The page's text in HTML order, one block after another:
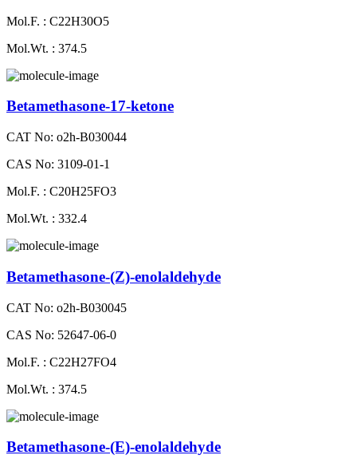
Mol.F. : C22H30O5
Mol.Wt. : 374.5
Betamethasone-​17-​ketone
CAT No: o2h-B030044
CAS No: 3109-01-1
Mol.F. : C20H25FO3
Mol.Wt. : 332.4
Betamethasone-​(Z)​-​enolaldehyde
CAT No: o2h-B030045
CAS No: 52647-06-0
Mol.F. : C22H27FO4
Mol.Wt. : 374.5
Betamethasone-​(E)​-​enolaldehyde